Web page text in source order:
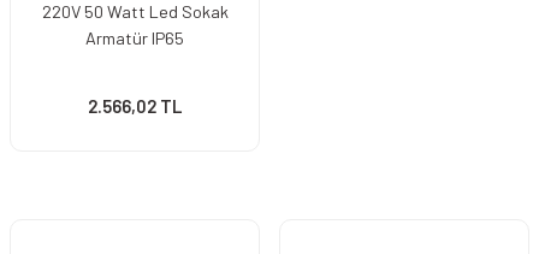
220V 50 Watt Led Sokak
Armatür IP65
2.566,02 TL